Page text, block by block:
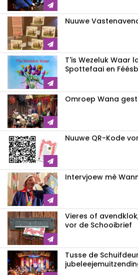
Nuuwe
T'is Wezeluk Waar
Spottefaai en
Omroep Wana
Nuuwe QR-Kode
Intervjoew mè
Vieres of
vor de Schooibrief
Tusse de